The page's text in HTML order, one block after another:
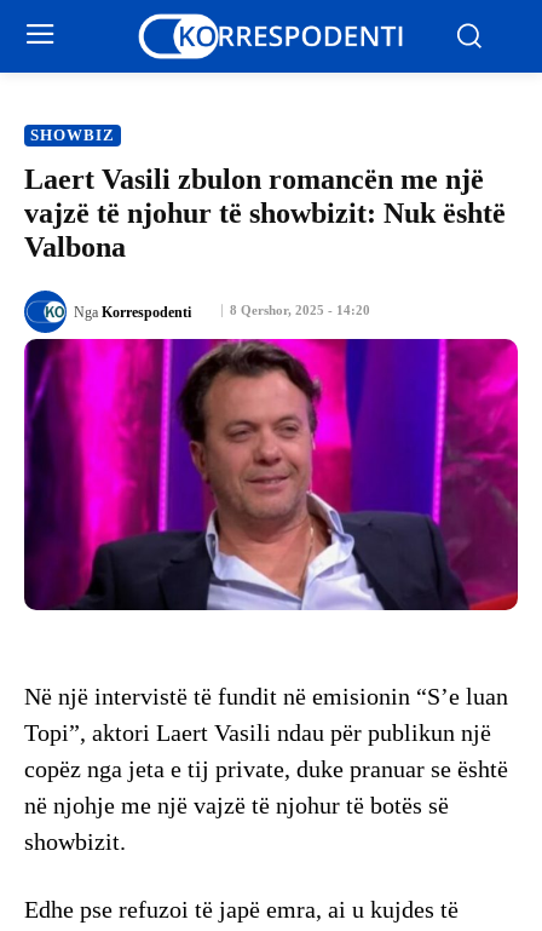
SHOWBIZ
Laert Vasili zbulon romancën me një
vajzë të njohur të showbizit: Nuk është
Valbona
8 Qershor, 2025 - 14:20
Nga Korrespodenti
Në një intervistë të fundit në emisionin “S’e luan
Topi”, aktori Laert Vasili ndau për publikun një
copëz nga jeta e tij private, duke pranuar se është
në njohje me një vajzë të njohur të botës së
showbizit.
Edhe pse refuzoi të japë emra, ai u kujdes të